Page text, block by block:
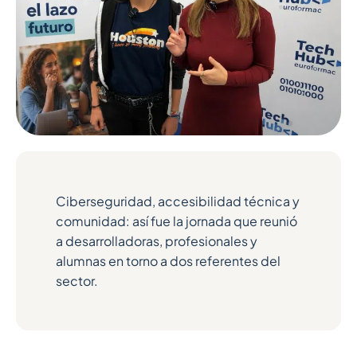
Ciberseguridad, accesibilidad técnica y
comunidad: así fue la jornada que reunió
a desarrolladoras, profesionales y
alumnas en torno a dos referentes del
sector.